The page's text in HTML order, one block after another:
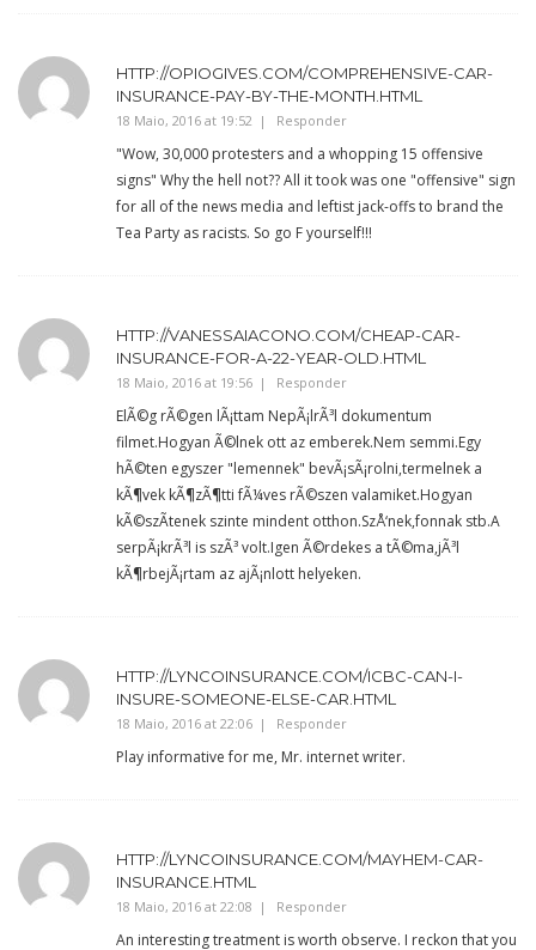
HTTP://OPIOGIVES.COM/COMPREHENSIVE-CAR-
INSURANCE-PAY-BY-THE-MONTH.HTML
18 Maio, 2016 at 19:52 Responder
"Wow, 30,000 protesters and a whopping 15 offensive
signs" Why the hell not?? All it took was one "offensive" sign
for all of the news media and leftist jack-offs to brand the
Tea Party as racists. So go F yourself!!!
HTTP://VANESSAIACONO.COM/CHEAP-CAR-
INSURANCE-FOR-A-22-YEAR-OLD.HTML
18 Maio, 2016 at 19:56 Responder
ElÃ©g rÃ©gen lÃ¡ttam NepÃ¡lrÃ³l dokumentum
filmet.Hogyan Ã©lnek ott az emberek.Nem semmi.Egy
hÃ©ten egyszer "lemennek" bevÃ¡sÃ¡rolni,termelnek a
kÃ¶vek kÃ¶zÃ¶tti fÃ¼ves rÃ©szen valamiket.Hogyan
kÃ©szÃ­tenek szinte mindent otthon.SzÅ‘nek,fonnak stb.A
serpÃ¡krÃ³l is szÃ³ volt.Igen Ã©rdekes a tÃ©ma,jÃ³l
kÃ¶rbejÃ¡rtam az ajÃ¡nlott helyeken.
HTTP://LYNCOINSURANCE.COM/ICBC-CAN-I-
INSURE-SOMEONE-ELSE-CAR.HTML
18 Maio, 2016 at 22:06 Responder
Play informative for me, Mr. internet writer.
HTTP://LYNCOINSURANCE.COM/MAYHEM-CAR-
INSURANCE.HTML
18 Maio, 2016 at 22:08 Responder
An interesting treatment is worth observe. I reckon that you